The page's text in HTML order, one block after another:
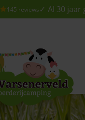
145 reviews Al 30 jaar